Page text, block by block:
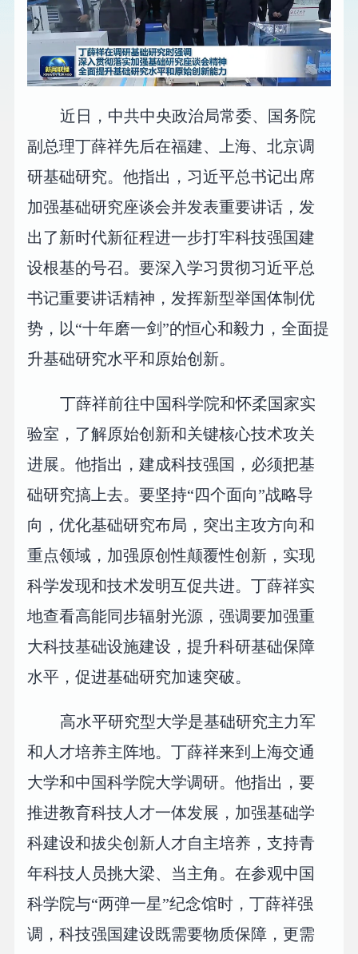
近日，中共中央政治局常委、国务院
副总理丁薛祥先后在福建、上海、北京调
研基础研究。他指出，习近平总书记出席
加强基础研究座谈会并发表重要讲话，发
出了新时代新征程进一步打牢科技强国建
设根基的号召。要深入学习贯彻习近平总
书记重要讲话精神，发挥新型举国体制优
势，以“十年磨一剑”的恒心和毅力，全面提
升基础研究水平和原始创新。
丁薛祥前往中国科学院和怀柔国家实
验室，了解原始创新和关键核心技术攻关
进展。他指出，建成科技强国，必须把基
础研究搞上去。要坚持“四个面向”战略导
向，优化基础研究布局，突出主攻方向和
重点领域，加强原创性颠覆性创新，实现
科学发现和技术发明互促共进。丁薛祥实
地查看高能同步辐射光源，强调要加强重
大科技基础设施建设，提升科研基础保障
水平，促进基础研究加速突破。
高水平研究型大学是基础研究主力军
和人才培养主阵地。丁薛祥来到上海交通
大学和中国科学院大学调研。他指出，要
推进教育科技人才一体发展，加强基础学
科建设和拔尖创新人才自主培养，支持青
年科技人员挑大梁、当主角。在参观中国
科学院与“两弹一星”纪念馆时，丁薛祥强
调，科技强国建设既需要物质保障，更需